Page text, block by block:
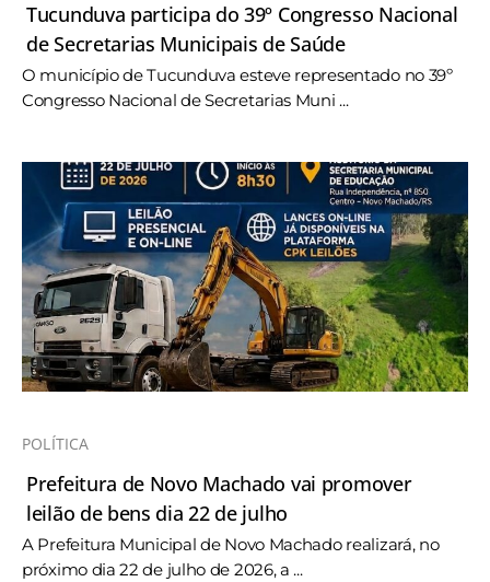
Tucunduva participa do 39º Congresso Nacional
de Secretarias Municipais de Saúde
O município de Tucunduva esteve representado no 39º
Congresso Nacional de Secretarias Muni ...
POLÍTICA
Prefeitura de Novo Machado vai promover
leilão de bens dia 22 de julho
A Prefeitura Municipal de Novo Machado realizará, no
próximo dia 22 de julho de 2026, a ...